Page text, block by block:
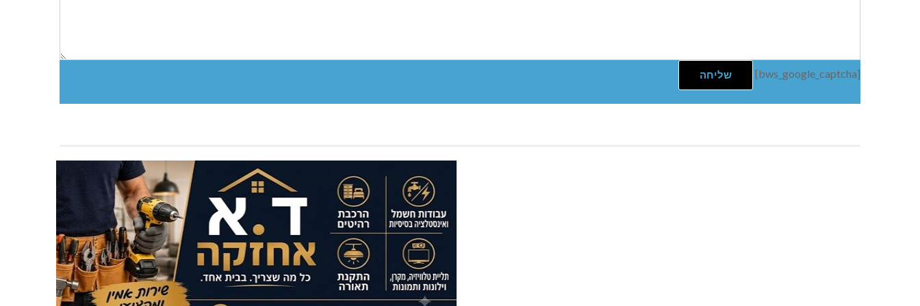
[bws_google_captcha]